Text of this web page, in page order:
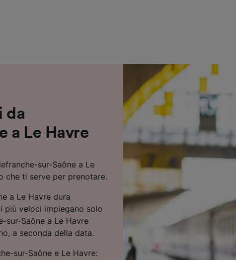
da
a Le Havre
sur-Saône a Le
che ti serve per prenotare.
a Le Havre dura
più veloci impiegano solo
sur-Saône a Le Havre
a seconda della data.
sur-Saône e Le Havre: